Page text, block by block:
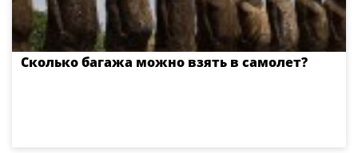
Сколько багажа можно взять в самолет?